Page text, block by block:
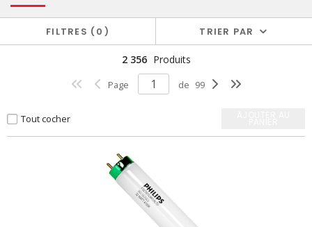
FILTRES 0 TRIER PAR
2 356 Produits
Page de 99
Tout cocher